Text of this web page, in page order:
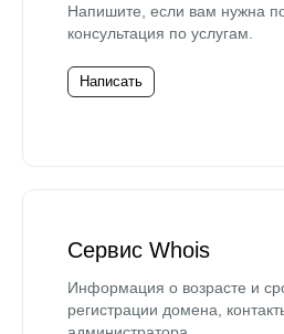
Напишите, если вам нужна
консультация по услугам.
Написать
Сервис Whois
Информация о возрасте и
регистрации домена,